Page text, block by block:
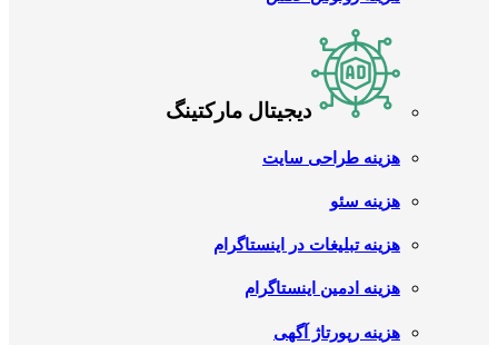
دیجیتال مارکتینگ
هزینه طراحی سایت
هزینه سئو
هزینه تبلیغات در اینستاگرام
هزینه ادمین اینستاگرام
هزینه رپورتاژ آگهی